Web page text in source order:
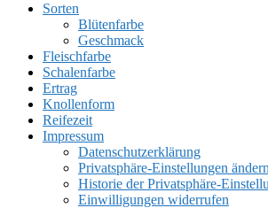
Sorten
Blütenfarbe
Geschmack
Fleischfarbe
Schalenfarbe
Ertrag
Knollenform
Reifezeit
Impressum
Datenschutzerklärung
Privatsphäre-Einstellungen ändern
Historie der Privatsphäre-
Einwilligungen widerrufen